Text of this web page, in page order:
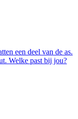
een deel van de as.
Welke past bij jou?